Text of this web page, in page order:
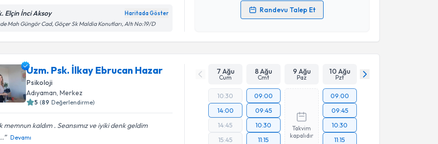
Elçin İnci Aksoy Haritada Göster
Mah Güngör Cad, Göçer Sk Maldia Konutları, Altı No:19/D
Randevu Talep Et
Kişisel verilerimin işlenmesine ilişkinAydınlatma Metni
işlenmesini kabul ediyorum.
Takvim Talebini Gönder
Uzm. Psk. İlkay Ebrucan Hazar
Psikoloji
Adıyaman, Merkez
5 (89 Değerlendirme)
memnun kaldım . Seansımız ve iyiki denk geldim
Devamı
7 Ağu
Cum
8 Ağu
Cmt
9 Ağu
Paz
10 Ağu
Pzt
10:30
14:00
14:45
15:45
09:00
09:45
10:30
11:15
Takvim
kapalıdır
09:00
09:45
10:30
11:15